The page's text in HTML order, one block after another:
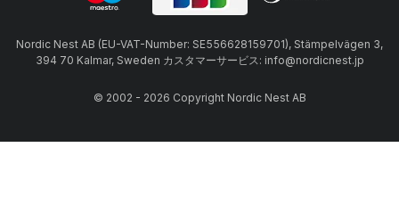
Nordic Nest AB (EU-VAT-Number: SE556628159701), Stämpelvägen 3,
394 70 Kalmar, Sweden カスタマーサービス: info@nordicnest.jp
© 2002 - 2026 Copyright Nordic Nest AB